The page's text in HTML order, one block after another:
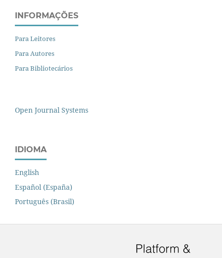
INFORMAÇÕES
Para Leitores
Para Autores
Para Bibliotecários
Open Journal Systems
IDIOMA
English
Español (España)
Português (Brasil)